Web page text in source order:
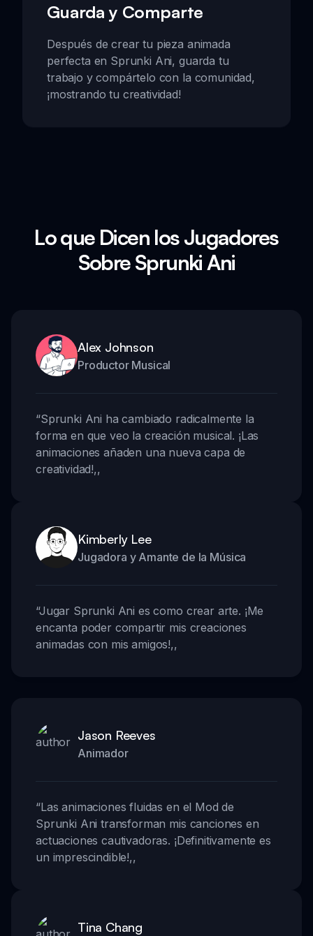
Guarda y Comparte
Después de crear tu pieza animada
perfecta en Sprunki Ani, guarda tu
trabajo y compártelo con la comunidad,
¡mostrando tu creatividad!
Lo que Dicen los Jugadores
Sobre Sprunki Ani
Alex Johnson
Productor Musical
“Sprunki Ani ha cambiado radicalmente la
forma en que veo la creación musical. ¡Las
animaciones añaden una nueva capa de
creatividad!,,
Kimberly Lee
Jugadora y Amante de la Música
“Jugar Sprunki Ani es como crear arte. ¡Me
encanta poder compartir mis creaciones
animadas con mis amigos!,,
Jason Reeves
Animador
“Las animaciones fluidas en el Mod de
Sprunki Ani transforman mis canciones en
actuaciones cautivadoras. ¡Definitivamente es
un imprescindible!,,
Tina Chang